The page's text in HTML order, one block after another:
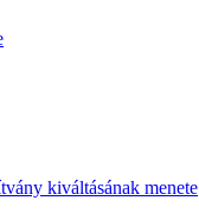
kiváltásának menete